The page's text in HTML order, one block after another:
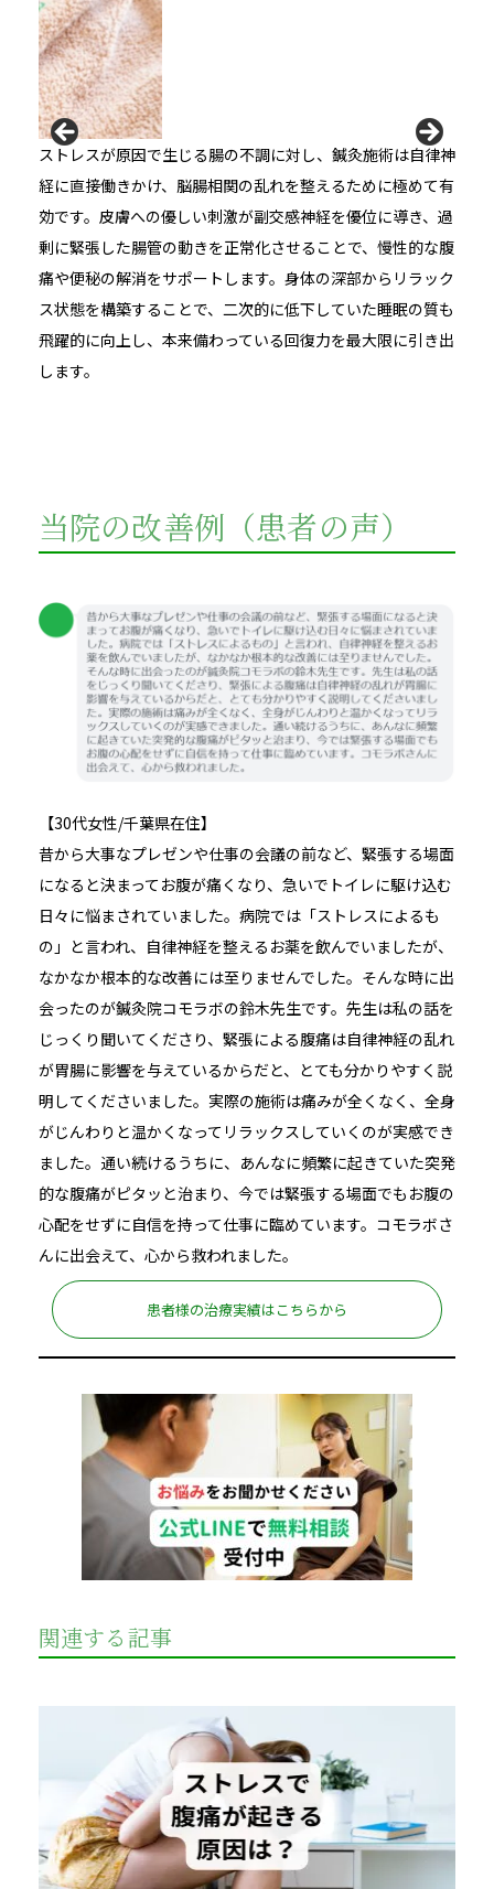
ストレスが原因で生じる腸の不調に対し、鍼灸施術は自律神
経に直接働きかけ、脳腸相関の乱れを整えるために極めて有
効です。皮膚への優しい刺激が副交感神経を優位に導き、過
剰に緊張した腸管の動きを正常化させることで、慢性的な腹
痛や便秘の解消をサポートします。身体の深部からリラック
ス状態を構築することで、二次的に低下していた睡眠の質も
飛躍的に向上し、本来備わっている回復力を最大限に引き出
します。
当院の改善例（患者の声）
【30代女性/千葉県在住】
昔から大事なプレゼンや仕事の会議の前など、緊張する場面
になると決まってお腹が痛くなり、急いでトイレに駆け込む
日々に悩まされていました。病院では「ストレスによるも
の」と言われ、自律神経を整えるお薬を飲んでいましたが、
なかなか根本的な改善には至りませんでした。そんな時に出
会ったのが鍼灸院コモラボの鈴木先生です。先生は私の話を
じっくり聞いてくださり、緊張による腹痛は自律神経の乱れ
が胃腸に影響を与えているからだと、とても分かりやすく説
明してくださいました。実際の施術は痛みが全くなく、全身
がじんわりと温かくなってリラックスしていくのが実感でき
ました。通い続けるうちに、あんなに頻繁に起きていた突発
的な腹痛がピタッと治まり、今では緊張する場面でもお腹の
心配をせずに自信を持って仕事に臨めています。コモラボさ
んに出会えて、心から救われました。
患者様の治療実績はこちらから
関連する記事